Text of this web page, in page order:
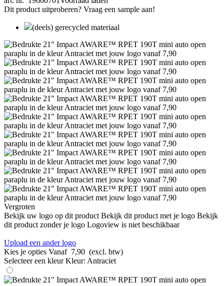
Dit product uitproberen? Vraag een sample aan!
(deels) gerecycled materiaal
Vergroten
Bekijk uw logo op dit product Bekijk dit product met je logo Bekijk
dit product zonder je logo Logoview is niet beschikbaar
Upload een ander logo
Kies je opties Vanaf 7,90 (excl. btw)
Selecteer een kleur Kleur: Antraciet